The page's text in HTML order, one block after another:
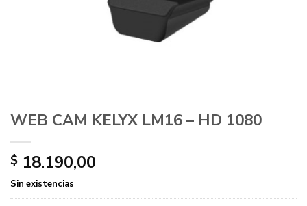
WEB CAM KELYX LM16 – HD 1080
$ 18.190,00
Sin existencias